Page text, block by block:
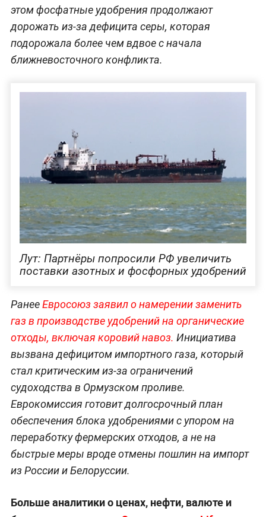
этом фосфатные удобрения продолжают
дорожать из-за дефицита серы, которая
подорожала более чем вдвое с начала
ближневосточного конфликта.
Лут: Партнёры попросили РФ увеличить
поставки азотных и фосфорных удобрений
РанееЕвросоюз заявил о намерении заменить
газ в производстве удобрений на органические
отходы, включая коровий навоз. Инициатива
вызвана дефицитом импортного газа, который
стал критическим из-за ограничений
судоходства в Ормузском проливе.
Еврокомиссия готовит долгосрочный план
обеспечения блока удобрениями с упором на
переработку фермерских отходов, а не на
быстрые меры вроде отмены пошлин на импорт
из России и Белоруссии.
Больше аналитики о ценах, нефти, валюте и